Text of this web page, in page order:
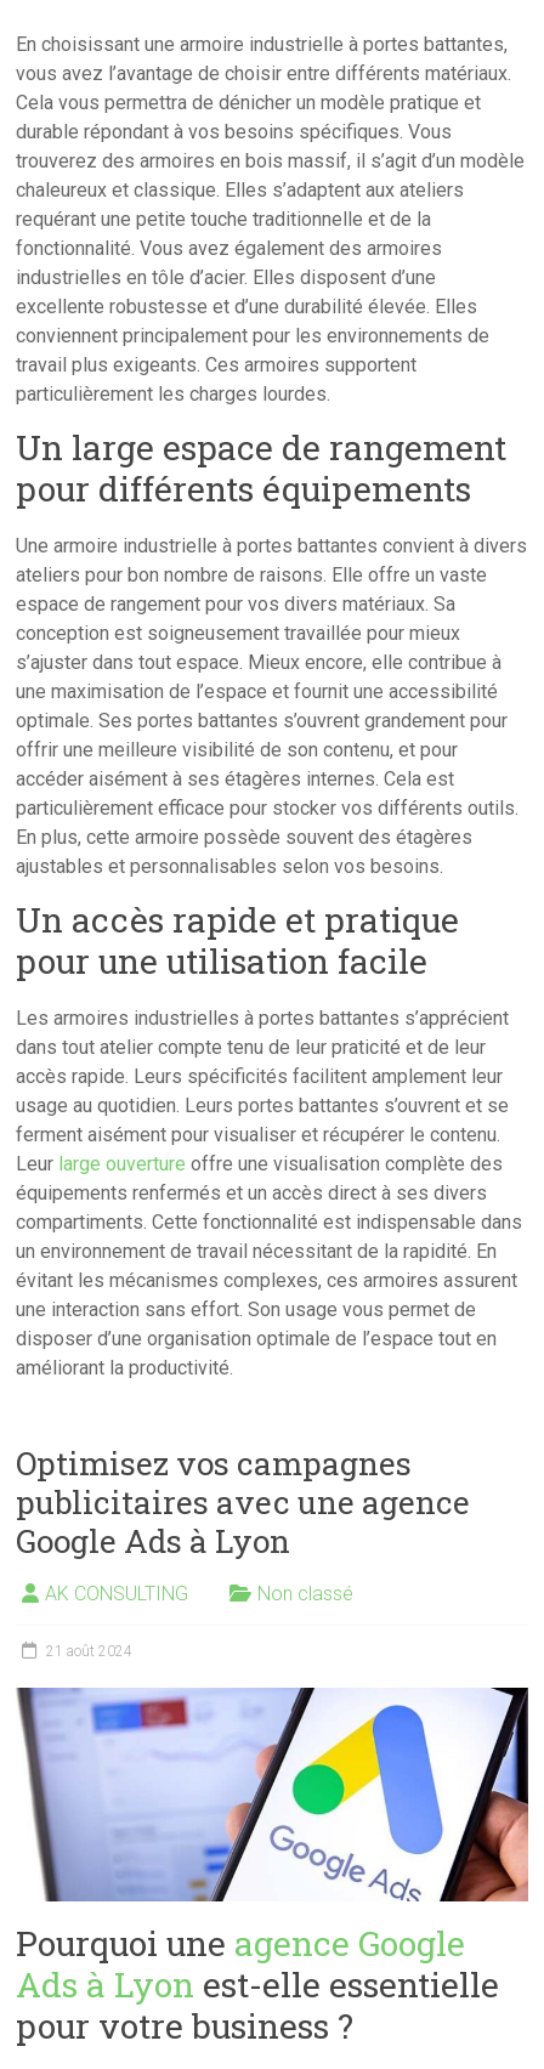
En choisissant une armoire industrielle à portes battantes,
vous avez l’avantage de choisir entre différents matériaux.
Cela vous permettra de dénicher un modèle pratique et
durable répondant à vos besoins spécifiques. Vous
trouverez des armoires en bois massif, il s’agit d’un modèle
chaleureux et classique. Elles s’adaptent aux ateliers
requérant une petite touche traditionnelle et de la
fonctionnalité. Vous avez également des armoires
industrielles en tôle d’acier. Elles disposent d’une
excellente robustesse et d’une durabilité élevée. Elles
conviennent principalement pour les environnements de
travail plus exigeants. Ces armoires supportent
particulièrement les charges lourdes.
Un large espace de rangement
pour différents équipements
Une armoire industrielle à portes battantes convient à divers
ateliers pour bon nombre de raisons. Elle offre un vaste
espace de rangement pour vos divers matériaux. Sa
conception est soigneusement travaillée pour mieux
s’ajuster dans tout espace. Mieux encore, elle contribue à
une maximisation de l’espace et fournit une accessibilité
optimale. Ses portes battantes s’ouvrent grandement pour
offrir une meilleure visibilité de son contenu, et pour
accéder aisément à ses étagères internes. Cela est
particulièrement efficace pour stocker vos différents outils.
En plus, cette armoire possède souvent des étagères
ajustables et personnalisables selon vos besoins.
Un accès rapide et pratique
pour une utilisation facile
Les armoires industrielles à portes battantes s’apprécient
dans tout atelier compte tenu de leur praticité et de leur
accès rapide. Leurs spécificités facilitent amplement leur
usage au quotidien. Leurs portes battantes s’ouvrent et se
ferment aisément pour visualiser et récupérer le contenu.
Leur large ouverture offre une visualisation complète des
équipements renfermés et un accès direct à ses divers
compartiments. Cette fonctionnalité est indispensable dans
un environnement de travail nécessitant de la rapidité. En
évitant les mécanismes complexes, ces armoires assurent
une interaction sans effort. Son usage vous permet de
disposer d’une organisation optimale de l’espace tout en
améliorant la productivité.
Optimisez vos campagnes
publicitaires avec une agence
Google Ads à Lyon
AK CONSULTING Non classé
21 août 2024
Pourquoi une agence Google
Ads à Lyon est-elle essentielle
pour votre business ?